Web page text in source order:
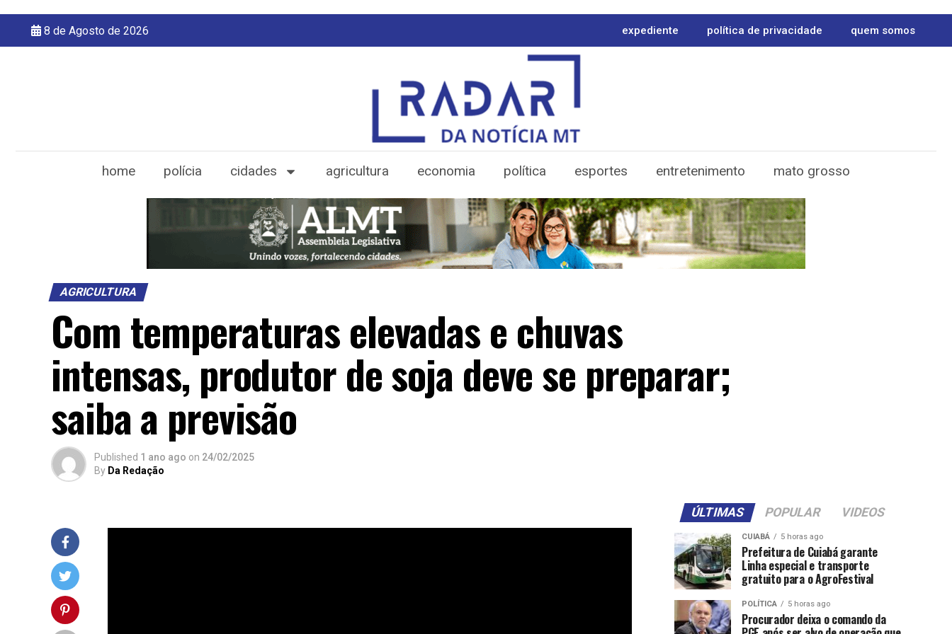
8 de Agosto de 2026 expediente política de privacidade quem somos
home polícia cidades agricultura economia política esportes entretenimento mato grosso
AGRICULTURA
Com temperaturas elevadas e chuvas
intensas, produtor de soja deve se preparar;
saiba a previsão
Published 1 ano ago on 24/02/2025
By Da Redação
ÚLTIMAS POPULAR VIDEOS
CUIABÁ 5 horas ago
Prefeitura de Cuiabá garante
Linha especial e transporte
gratuito para o AgroFestival
POLÍTICA 5 horas ago
Procurador deixa o comando da